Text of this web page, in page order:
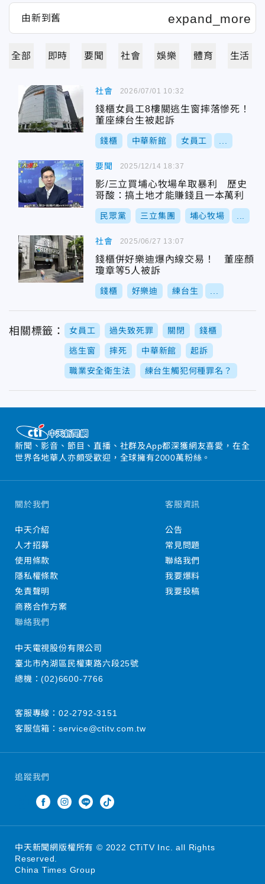
全部 即時 要聞 社會 娛樂 體育 生活
社會
錢櫃女員工8樓關逃生窗摔落慘死！
董座練台生被起訴
錢櫃 中華新館 女員工
2026/07/01 10:32
要聞
影/三立買埔心牧場牟取暴利 歷史
哥酸：搞土地才能賺錢且一本萬利
民眾黨 三立集團 埔心牧場
2025/12/14 18:37
社會
錢櫃併好樂迪爆內線交易！ 董座顏
瓊章等5人被訴
錢櫃 好樂迪 練台生
2025/06/27 13:07
相關標籤： 女員工 過失致死罪 關閉 錢櫃
逃生窗 摔死 中華新館 起訴
職業安全衛生法 練台生觸犯何種罪名？
新聞、影音、節目、直播、社群及App都深獲網友喜愛，在全
世界各地華人亦頗受歡迎，全球擁有2000萬粉絲。
追蹤我們
關於我們
中天介紹
人才招募
使用條款
隱私權條款
免責聲明
商務合作方案
客服資訊
公告
常見問題
聯絡我們
我要爆料
我要投稿
聯絡我們
中天電視股份有限公司
臺北市內湖區民權東路六段25號
總機：(02)6600-7766
客服專線： 02-2792-3151
客服信箱： service@ctitv.com.tw
中天新聞網版權所有 © 2022 CTiTV Inc. all Rights
Reserved.
China Times Group